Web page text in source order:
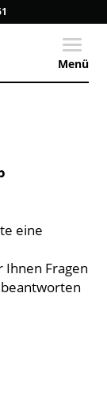
Menü
eine
Ihnen Fragen